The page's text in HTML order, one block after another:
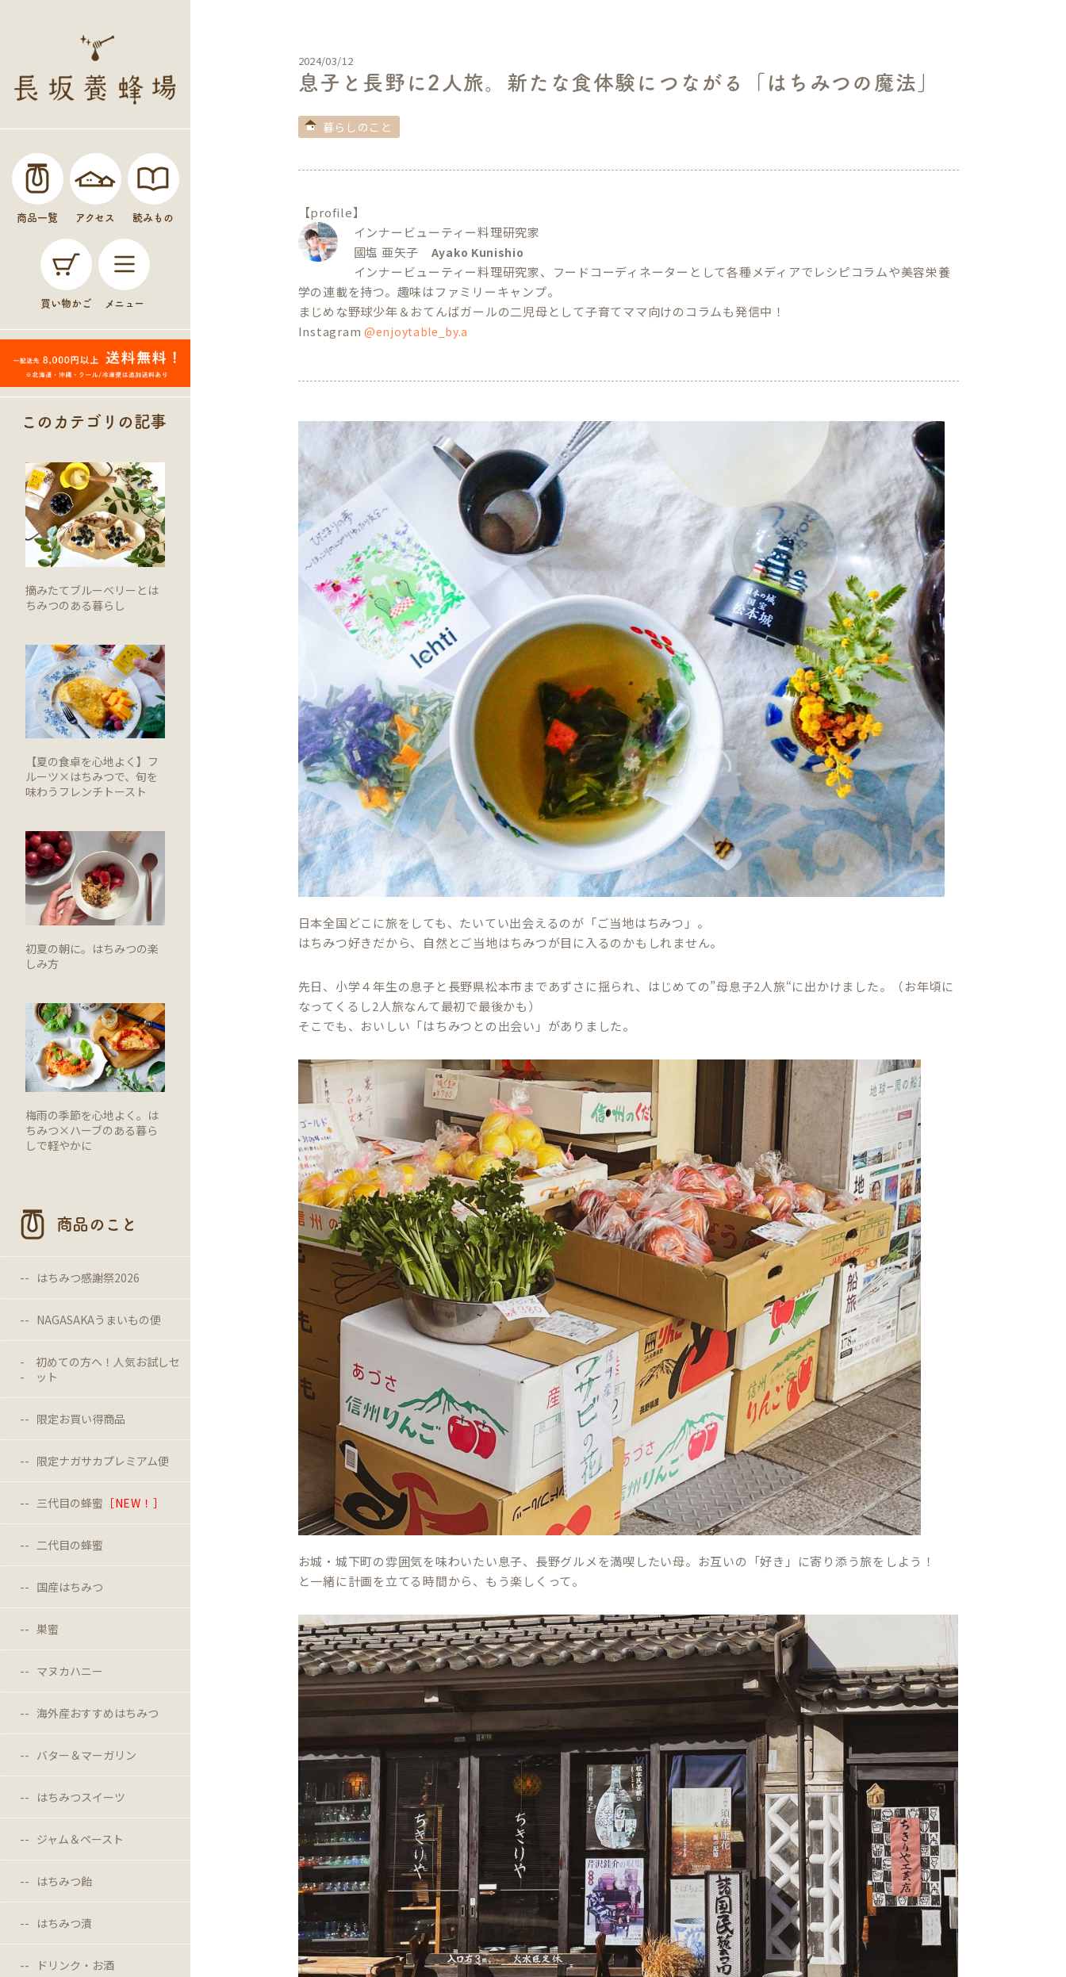
商品一覧 アクセス 読みもの
買い物かご メニュー
このカテゴリの記事
摘みたてブルーベリーとは
ちみつのある暮らし
【夏の食卓を心地よく】フ
ルーツ×はちみつで、旬を
味わうフレンチトースト
初夏の朝に。はちみつの楽
しみ方
梅雨の季節を心地よく。は
ちみつ×ハーブのある暮ら
しで軽やかに
商品のこと
はちみつ感謝祭2026
NAGASAKAうまいもの便
初めての方へ！人気お試しセ
ット
限定お買い得商品
限定ナガサカプレミアム便
三代目の蜂蜜 ［NEW！］
二代目の蜂蜜
国産はちみつ
巣蜜
マヌカハニー
海外産おすすめはちみつ
バター＆マーガリン
はちみつスイーツ
ジャム＆ペースト
はちみつ飴
はちみつ漬
ドリンク・お酒
2024/03/12
息子と長野に2人旅。新たな食体験につながる「はちみつの魔法」
暮らしのこと
【profile】
インナービューティー料理研究家
國塩 亜矢子 Ayako Kunishio
インナービューティー料理研究家、フードコーディネーターとして各種メディアでレシピコラムや美容栄養
学の連載を持つ。趣味はファミリーキャンプ。
まじめな野球少年＆おてんばガールの二児母として子育てママ向けのコラムも発信中！
Instagram @enjoytable_by.a
日本全国どこに旅をしても、たいてい出会えるのが「ご当地はちみつ」。
はちみつ好きだから、自然とご当地はちみつが目に入るのかもしれません。
先日、小学４年生の息子と長野県松本市まであずさに揺られ、はじめての”母息子2人旅“に出かけました。（お年頃に
なってくるし2人旅なんて最初で最後かも）
そこでも、おいしい「はちみつとの出会い」がありました。
お城・城下町の雰囲気を味わいたい息子、長野グルメを満喫したい母。お互いの「好き」に寄り添う旅をしよう！
と一緒に計画を立てる時間から、もう楽しくって。